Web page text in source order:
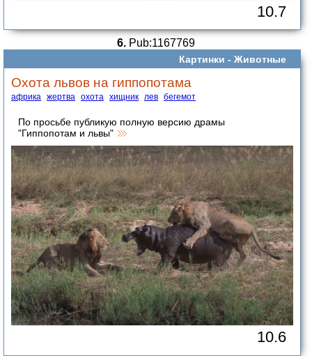
10.7
6. Pub:1167769
Картинки - Животные
Охота львов на гиппопотама
африка жертва охота хищник лев бегемот
По просьбе публикую полную версию драмы
"Гиппопотам и львы"
10.6